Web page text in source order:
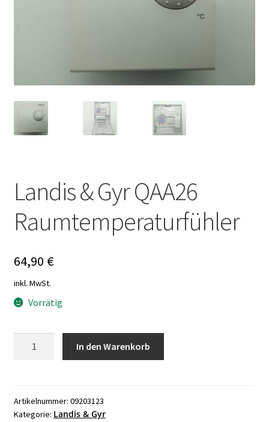
Landis & Gyr QAA26
Raumtemperaturfühler
64,90 €
inkl. MwSt.
Vorrätig
Raumtemperaturfühler
Menge
In den Warenkorb
Artikelnummer: 09203123
Kategorie: Landis & Gyr